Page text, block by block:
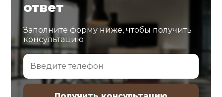
ответ
Заполните форму ниже, чтобы получить
консультацию